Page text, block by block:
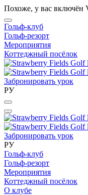
Похоже, у вас включён
Гольф-клуб
Гольф-резорт
Мероприятия
Коттеджный посёлок
Забронировать урок
РУ
Забронировать урок
РУ
Гольф-клуб
Гольф-резорт
Мероприятия
Коттеджный посёлок
О клубе